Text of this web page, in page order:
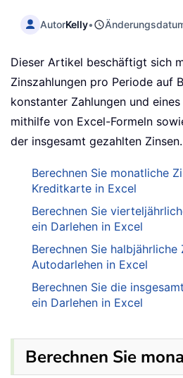
AutorKelly•
Dieser Artikel beschäftigt sich
Zinszahlungen pro Periode auf
konstanter Zahlungen und
mithilfe von Excel-Formeln
der insgesamt gezahlten Zinsen.
Berechnen Sie monatliche
Kreditkarte in Excel
Berechnen Sie
ein Darlehen in Excel
Berechnen Sie
Autodarlehen in Excel
Berechnen Sie die
ein Darlehen in Excel
Berechnen Sie